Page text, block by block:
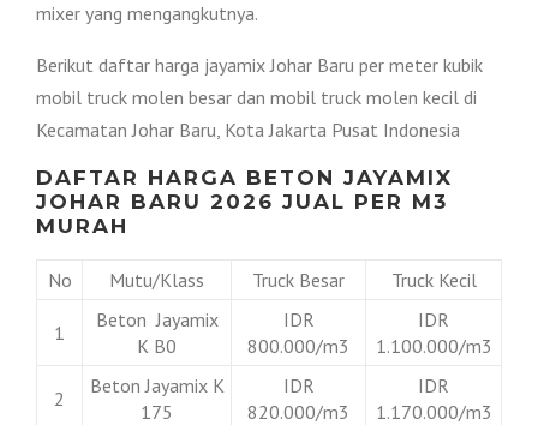
mixer yang mengangkutnya.
Berikut daftar harga jayamix Johar Baru per meter kubik
mobil truck molen besar dan mobil truck molen kecil di
Kecamatan Johar Baru, Kota Jakarta Pusat Indonesia
DAFTAR HARGA BETON JAYAMIX
JOHAR BARU 2026 JUAL PER M3
MURAH
No Mutu/Klass Truck Besar Truck Kecil
1
Beton Jayamix
K B0
IDR
800.000/m3
IDR
1.100.000/m3
2
Beton Jayamix K
175
IDR
820.000/m3
IDR
1.170.000/m3